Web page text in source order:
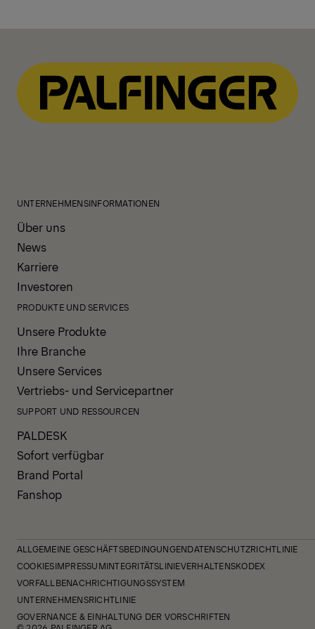
UNTERNEHMENSINFORMATIONEN
Über uns
News
Karriere
Investoren
PRODUKTE UND SERVICES
Unsere Produkte
Ihre Branche
Unsere Services
Vertriebs- und Servicepartner
SUPPORT UND RESSOURCEN
PALDESK
Sofort verfügbar
Brand Portal
Fanshop
ALLGEMEINE GESCHÄFTSBEDINGUNGENDATENSCHUTZRICHTLINIE
COOKIESIMPRESSUMINTEGRITÄTSLINIEVERHALTENSKODEX
VORFALLBENACHRICHTIGUNGSSYSTEM
UNTERNEHMENSRICHTLINIE
GOVERNANCE & EINHALTUNG DER VORSCHRIFTEN